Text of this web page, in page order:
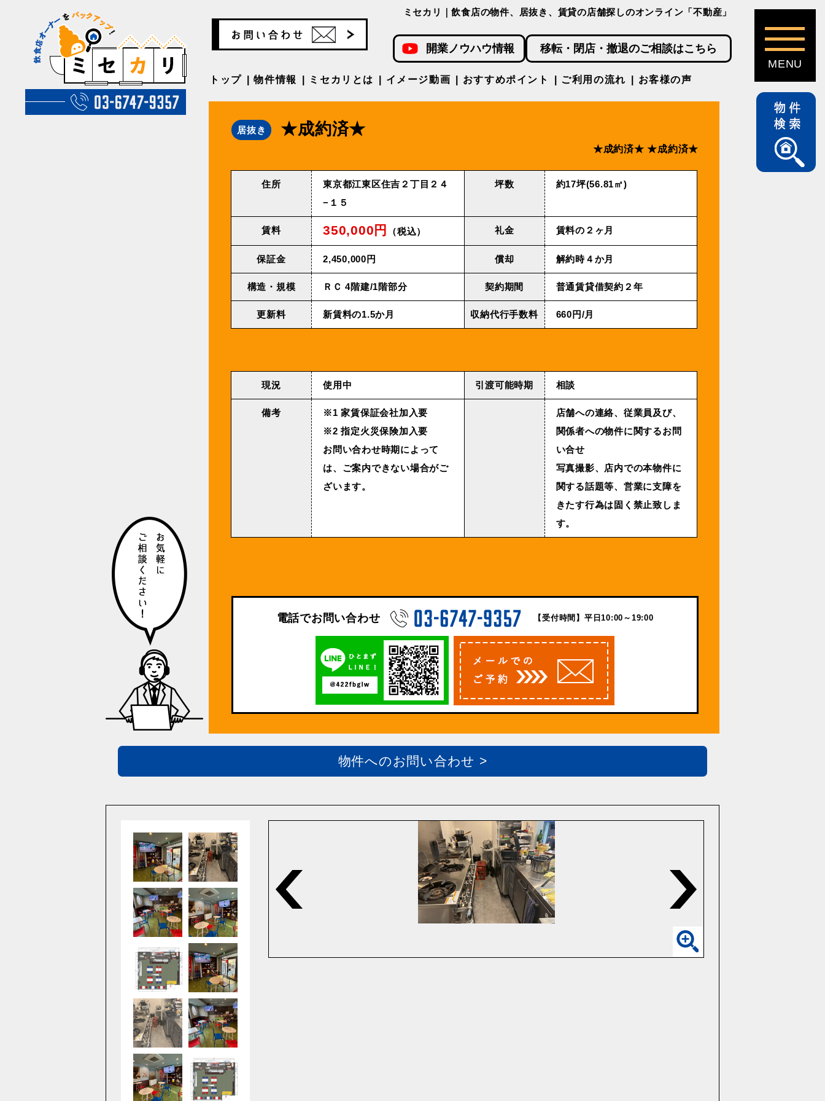
ミセカリ｜飲食店の物件、居抜き、賃貸の店舗探しのオンライン「不動産」
開業ノウハウ情報 移転・閉店・撤退のご相談はこちら
トップ 物件情報 ミセカリとは イメージ動画 おすすめポイント ご利用の流れ お客様の声
居抜き ★成約済★
★成約済★ ★成約済★
住所
東京都江東区住吉２丁目２４
−１５
坪数 約17坪(56.81㎡)
賃料 350,000円 （税込） 礼金 賃料の２ヶ月
保証金 2,450,000円 償却 解約時４か月
構造・規模 ＲＣ 4階建/1階部分 契約期間 普通賃貸借契約２年
更新料 新賃料の1.5か月 収納代⾏⼿数料 660円/月
現況 使用中 引渡可能時期 相談
備考
※1 家賃保証会社加入要
※2 指定火災保険加入要
お問い合わせ時期によって
は、ご案内できない場合がご
ざいます。
店舗への連絡、従業員及び、
関係者への物件に関するお問
い合せ
写真撮影、店内での本物件に
関する話題等、営業に支障を
きたす行為は固く禁止致しま
す。
電話でお問い合わせ 【受付時間】平日10:00～19:00
物件へのお問い合わせ >